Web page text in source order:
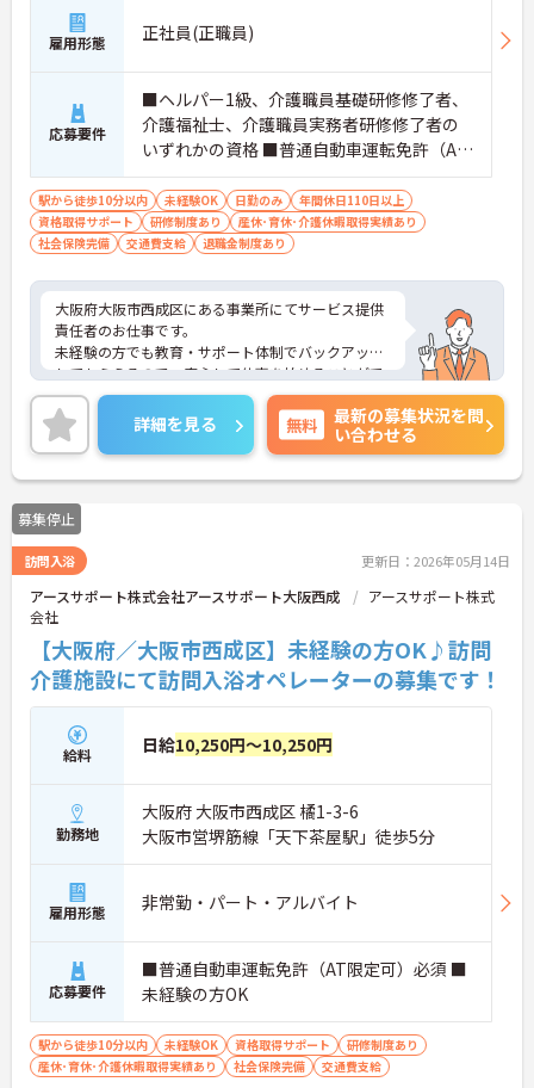
雇用形態 正社員(正職員)
応募要件
■ヘルパー1級、介護職員基礎研修修了者、
介護福祉士、介護職員実務者研修修了者の
いずれかの資格 ■普通自動車運転免許（AT
限定可）あれば尚可 ■簡単なＰＣスキル
（ワード・エクセルなど） ■未経験の方OK
駅から徒歩10分以内 未経験OK 日勤のみ
年間休日110日以上
資格取得サポート
研修制度あり
産休･育休･介護休暇取得実績あり
社会保険完備
交通費支給 退職金制度あり
大阪府大阪市西成区にある事業所にてサービス提供
責任者のお仕事です。
未経験の方でも教育・サポート体制でバックアップ
してもらえるので、安心して仕事を始めることがで
きます！
ご興味ある方には、面接対策ポイントなど、さらに
詳細をお話しいたしますのでお気軽にご相談くださ
い。
詳細を見る 無料
最新の募集状況を問
い合わせる
募集停止
訪問入浴 更新日：2026年05月14日
アースサポート株式会社アースサポート大阪西成
アースサポート株式
会社
【大阪府／大阪市西成区】未経験の方OK♪訪問
介護施設にて訪問入浴オペレーターの募集です！
給料 日給10,250円～10,250円
勤務地
大阪府 大阪市西成区 橘1-3-6
大阪市営堺筋線「天下茶屋駅」徒歩5分
雇用形態 非常勤・パート・アルバイト
応募要件
■普通自動車運転免許（AT限定可）必須 ■
未経験の方OK
駅から徒歩10分以内 未経験OK 資格取得サポート
研修制度あり
産休･育休･介護休暇取得実績あり
社会保険完備 交通費支給